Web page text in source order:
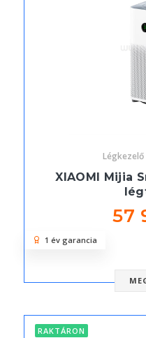
XIAOMI Mijia
57
1 év garancia
RAKTÁRON